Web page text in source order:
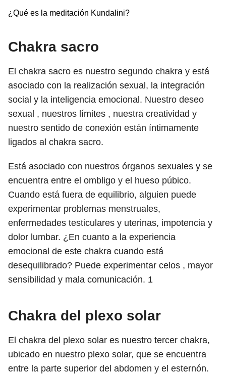
¿Qué es la meditación Kundalini?
Chakra sacro
El chakra sacro es nuestro segundo chakra y está
asociado con la realización sexual, la integración
social y la inteligencia emocional. Nuestro deseo
sexual , nuestros límites , nuestra creatividad y
nuestro sentido de conexión están íntimamente
ligados al chakra sacro.
Está asociado con nuestros órganos sexuales y se
encuentra entre el ombligo y el hueso púbico.
Cuando está fuera de equilibrio, alguien puede
experimentar problemas menstruales,
enfermedades testiculares y uterinas, impotencia y
dolor lumbar. ¿En cuanto a la experiencia
emocional de este chakra cuando está
desequilibrado? Puede experimentar celos , mayor
sensibilidad y mala comunicación. 1
Chakra del plexo solar
El chakra del plexo solar es nuestro tercer chakra,
ubicado en nuestro plexo solar, que se encuentra
entre la parte superior del abdomen y el esternón.